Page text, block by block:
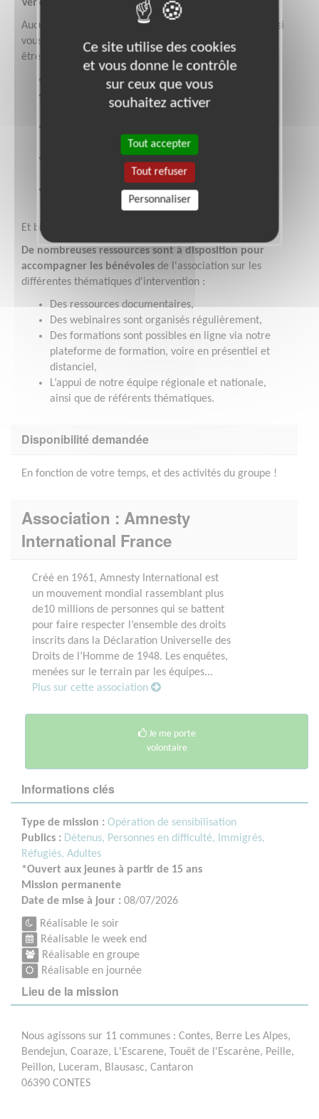
Venez comme vous êtes !
Aucune compétence particulière n'est demandée mais si
vous en avez à mettre en avant, elles pourront toujours
être utiles ! Pour autant, nos actions nécessitent :
Un savoir être relationnel,
De la motivation à vouloir agir pour la promotion
et la défense des droits humains.
International est indispensable.
L'écoute est nécessaire pour pouvoir exercer les
missions en équipe et partager nos réflexions.
La discrétion est parfois nécessaire dans le cadre
de certaines situations soutenues.
Et bien entendu, de la
De nombreuses ressources sont à disposition pour
accompagner les bénévoles de l'association sur les
différentes thématiques d'intervention :
Des ressources documentaires,
Des webinaires sont organisés régulièrement,
Des formations sont possibles en ligne via notre
plateforme de formation, voire en présentiel et
distanciel,
L’appui de notre équipe régionale et nationale,
ainsi que de référents thématiques.
Disponibilité demandée
En fonction de votre temps, et des activités du groupe !
Association : Amnesty
International France
Créé en 1961, Amnesty International est
un mouvement mondial rassemblant plus
de10 millions de personnes qui se battent
pour faire respecter l’ensemble des droits
inscrits dans la Déclaration Universelle des
Droits de l’Homme de 1948. Les enquêtes,
menées sur le terrain par les équipes...
Plus sur cette association
Je me porte
volontaire
Informations clés
Type de mission : Opération de sensibilisation
Publics : Détenus, Personnes en difficulté,
Immigrés,
Réfugiés, Adultes
*Ouvert aux jeunes à partir de 15 ans
Mission permanente
Date de mise à jour : 08/07/2026
Réalisable le soir
Réalisable le week end
Réalisable en groupe
Réalisable en journée
Lieu de la mission
Nous agissons sur 11 communes : Contes, Berre Les Alpes,
Bendejun, Coaraze, L'Escarene, Touët de l'Escarène, Peille,
Peillon, Luceram, Blausasc, Cantaron
06390 CONTES
Ce site utilise des cookies
et vous donne le contrôle
sur ceux que vous
souhaitez activer
Tout accepter
Tout refuser
Personnaliser